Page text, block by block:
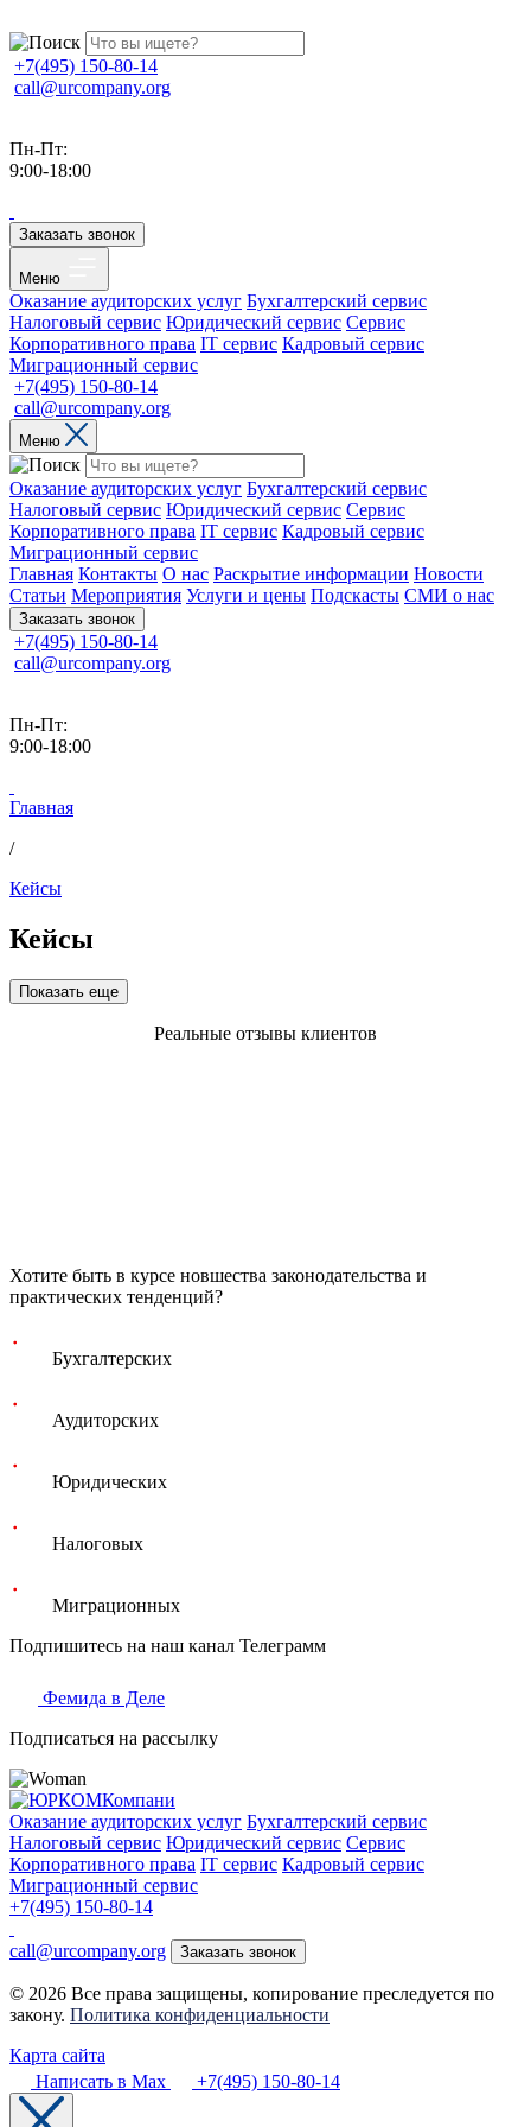
+7(495) 150-80-14
call@urcompany.org
Пн-Пт:
9:00-18:00
Заказать звонок
Меню
Оказание аудиторских услуг Бухгалтерский сервис
Налоговый сервис Юридический сервис Сервис
Корпоративного права IT сервис Кадровый сервис
Миграционный сервис
+7(495) 150-80-14
call@urcompany.org
Меню
Оказание аудиторских услуг Бухгалтерский сервис
Налоговый сервис Юридический сервис Сервис
Корпоративного права IT сервис Кадровый сервис
Миграционный сервис
Главная Контакты О нас Раскрытие информации Новости
Статьи Мероприятия Услуги и цены Подскасты СМИ о нас
Заказать звонок
+7(495) 150-80-14
call@urcompany.org
Пн-Пт:
9:00-18:00
Главная
/
Кейсы
Кейсы
Показать еще
Реальные отзывы клиентов
Хотите быть в курсе новшества законодательства и
практических тенденций?
Бухгалтерских
Аудиторских
Юридических
Налоговых
Миграционных
Подпишитесь на наш канал Телеграмм
Фемида в Деле
Подписаться на рассылку
Оказание аудиторских услуг Бухгалтерский сервис
Налоговый сервис Юридический сервис Сервис
Корпоративного права IT сервис Кадровый сервис
Миграционный сервис
+7(495) 150-80-14
call@urcompany.org Заказать звонок
© 2026 Все права защищены, копирование преследуется по
закону. Политика конфиденциальности
Карта сайта
Написать в Max
+7(495) 150-80-14